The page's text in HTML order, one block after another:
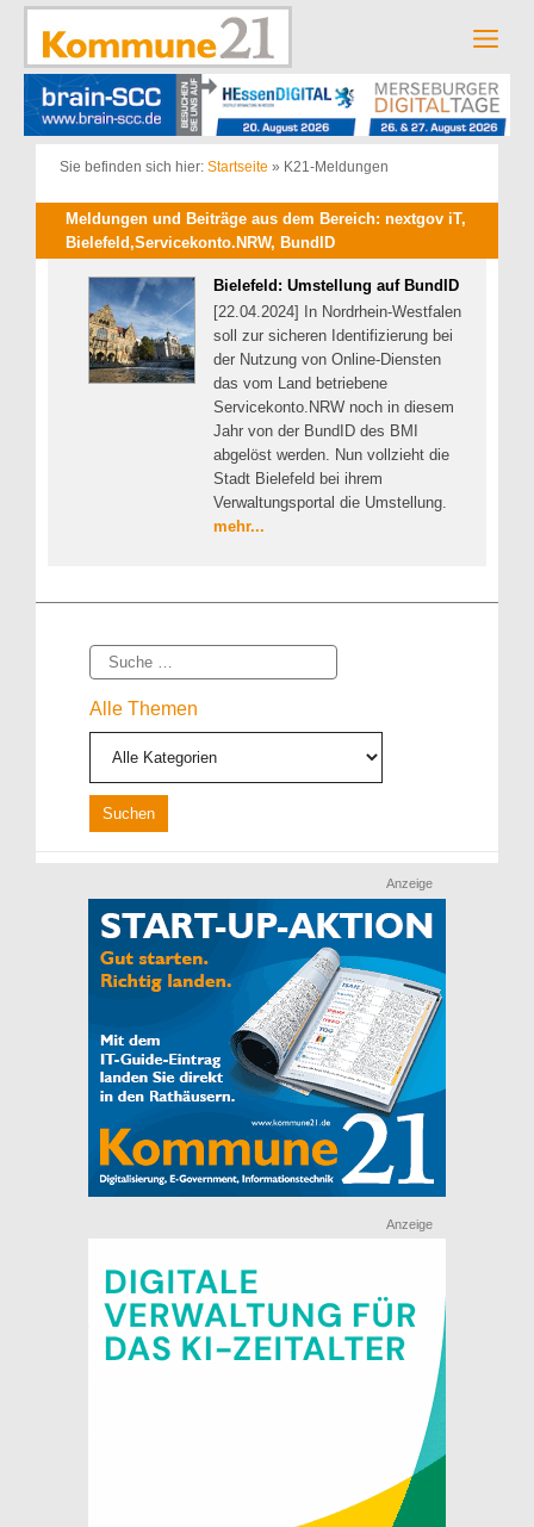
Zum
springen
Sie befinden sich hier: Startseite » K21-Meldungen
Meldungen und Beiträge aus dem Bereich: nextgov iT,
Bielefeld,Servicekonto.NRW, BundID
Bielefeld: Umstellung auf BundID
[22.04.2024] In Nordrhein-Westfalen
soll zur sicheren Identifizierung bei
der Nutzung von Online-Diensten
das vom Land betriebene
Servicekonto.NRW noch in diesem
Jahr von der BundID des BMI
abgelöst werden. Nun vollzieht die
Stadt Bielefeld bei ihrem
Verwaltungsportal die Umstellung.
mehr...
Suche
Alle Themen
Anzeige
Anzeige